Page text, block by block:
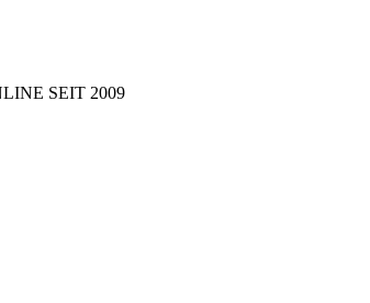
SEIT 2009